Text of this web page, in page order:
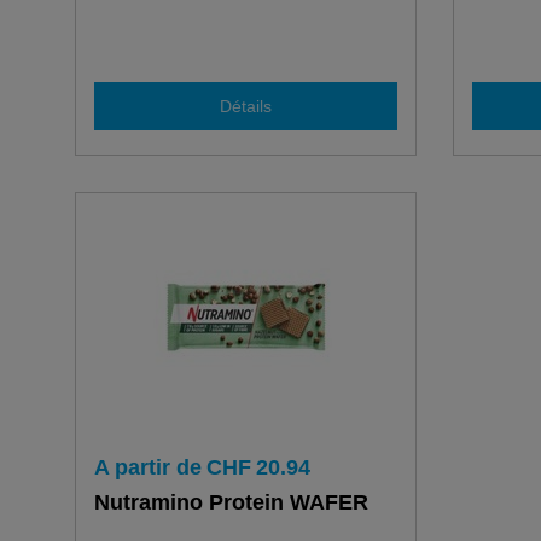
Détails
A partir de CHF 20.94
Nutramino Protein WAFER